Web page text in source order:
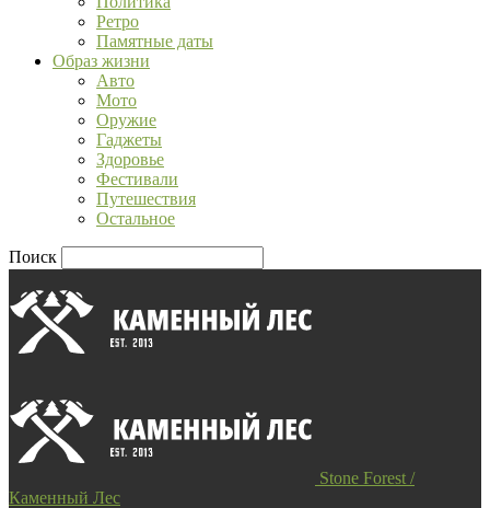
Ретро
Памятные даты
Образ жизни
Авто
Мото
Оружие
Гаджеты
Здоровье
Фестивали
Путешествия
Остальное
Поиск
Stone Forest /
Каменный Лес